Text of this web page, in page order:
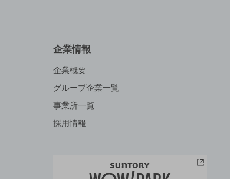
企業情報
企業概要
グループ企業一覧
事業所一覧
採用情報